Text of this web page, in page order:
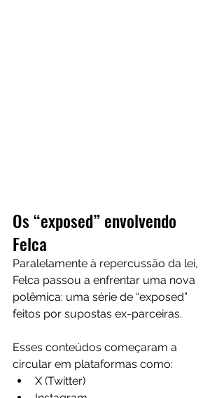
Os “exposed” envolvendo
Felca
Paralelamente à repercussão da lei,
Felca passou a enfrentar uma nova
polêmica: uma série de “exposed”
feitos por supostas ex-parceiras.
Esses conteúdos começaram a
circular em plataformas como:
X (Twitter)